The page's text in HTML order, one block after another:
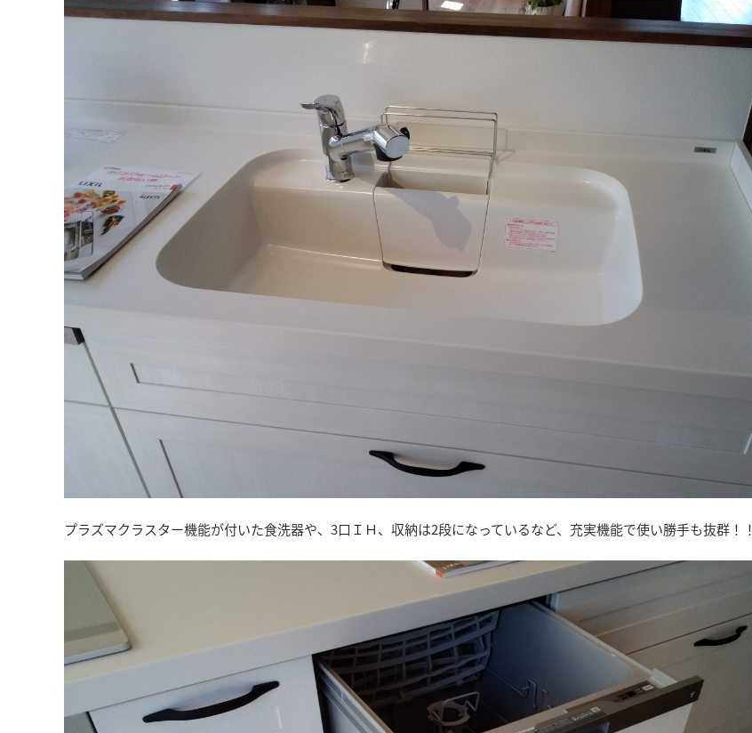
プラズマクラスター機能が付いた食洗器や、3口ＩＨ、収納は2段になっているなど、充実機能で使い勝手も抜群！！